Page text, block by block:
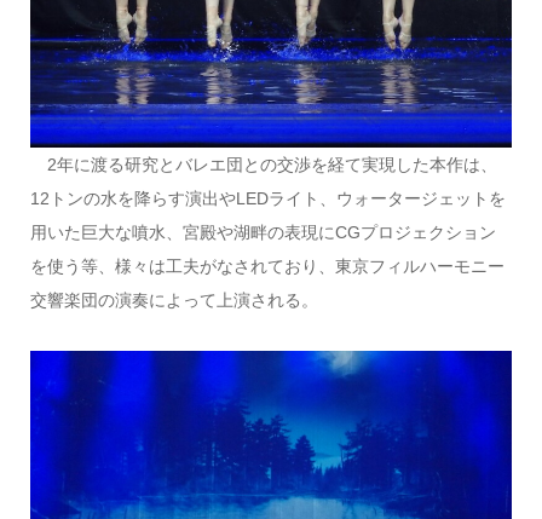
2年に渡る研究とバレエ団との交渉を経て実現した本作は、
12トンの水を降らす演出やLEDライト、ウォータージェットを
用いた巨大な噴水、宮殿や湖畔の表現にCGプロジェクション
を使う等、様々は工夫がなされており、東京フィルハーモニー
交響楽団の演奏によって上演される。